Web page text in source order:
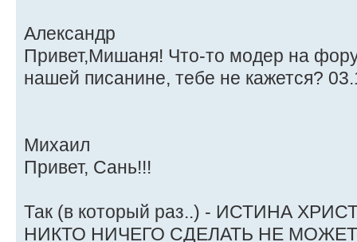
Александр
Привет,Мишаня! Что-то модер на
нашей писанине, тебе не кажется?
Михаил
Привет, Сань!!!
Так (в который раз..) - ИСТИНА
НИКТО НИЧЕГО СДЕЛАТЬ НЕ